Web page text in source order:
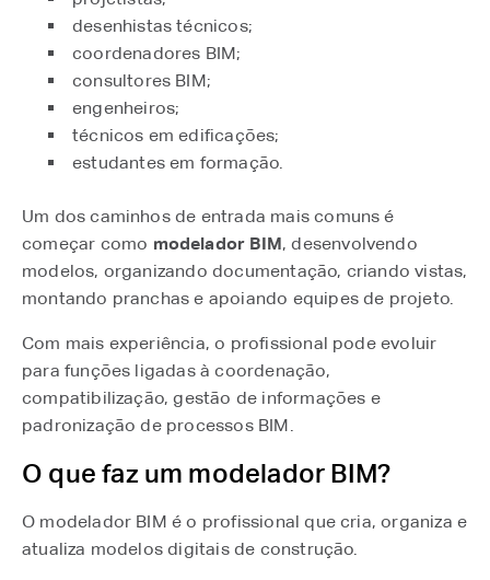
desenhistas técnicos;
coordenadores BIM;
consultores BIM;
engenheiros;
técnicos em edificações;
estudantes em formação.
Um dos caminhos de entrada mais comuns é
começar como modelador BIM, desenvolvendo
modelos, organizando documentação, criando vistas,
montando pranchas e apoiando equipes de projeto.
Com mais experiência, o profissional pode evoluir
para funções ligadas à coordenação,
compatibilização, gestão de informações e
padronização de processos BIM.
O que faz um modelador BIM?
O modelador BIM é o profissional que cria, organiza e
atualiza modelos digitais de construção.